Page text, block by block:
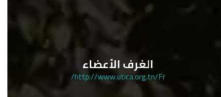
الغرف الأعضاء
http://www.utica.org.tn/Fr/